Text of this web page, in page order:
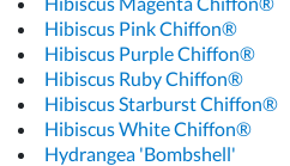
Hibiscus Pink Chiffon®
Hibiscus Purple Chiffon®
Hibiscus Ruby Chiffon®
Hibiscus Starburst Chiffon®
Hibiscus White Chiffon®
Hydrangea 'Bombshell'